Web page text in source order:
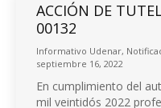
ACCIÓN DE
00132
Informativo Udenar,
septiembre 16, 2022
En cumplimiento del
mil veintidós 2022